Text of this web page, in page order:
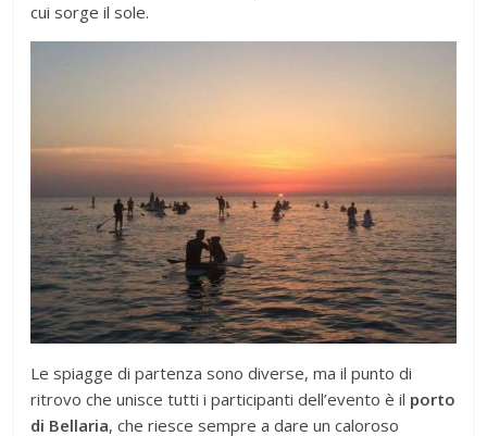
cui sorge il sole.
Le spiagge di partenza sono diverse, ma il punto di
ritrovo che unisce tutti i participanti dell’evento è il porto
di Bellaria, che riesce sempre a dare un caloroso